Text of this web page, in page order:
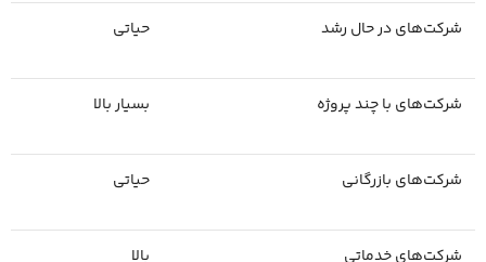
شرکت‌های در حال رشد حیاتی
شرکت‌های با چند پروژه بسیار بالا
شرکت‌های بازرگانی حیاتی
شرکت‌های خدماتی بالا